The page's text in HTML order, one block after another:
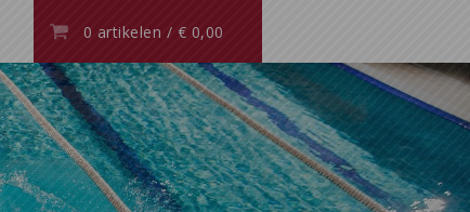
0 artikelen / € 0,00